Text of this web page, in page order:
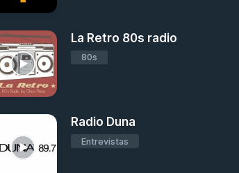
La Retro 80s radio
80s
Radio Duna
Entrevistas